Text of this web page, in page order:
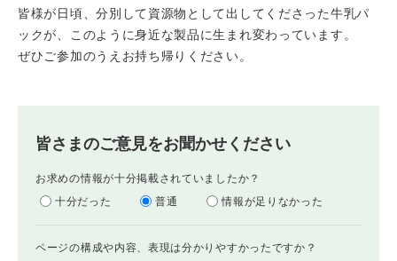
皆様が日頃、分別して資源物として出してくださった牛乳パ
ックが、このように身近な製品に生まれ変わっています。
ぜひご参加のうえお持ち帰りください。
皆さまのご意見をお聞かせください
お求めの情報が十分掲載されていましたか？
十分だった
普通 情報が足りなかった
ページの構成や内容、表現は分かりやすかったですか？